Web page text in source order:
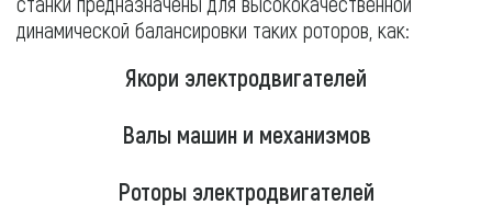
динамической балансировки таких роторов, как:
Якори электродвигателей
Валы машин и механизмов
Роторы электродвигателей